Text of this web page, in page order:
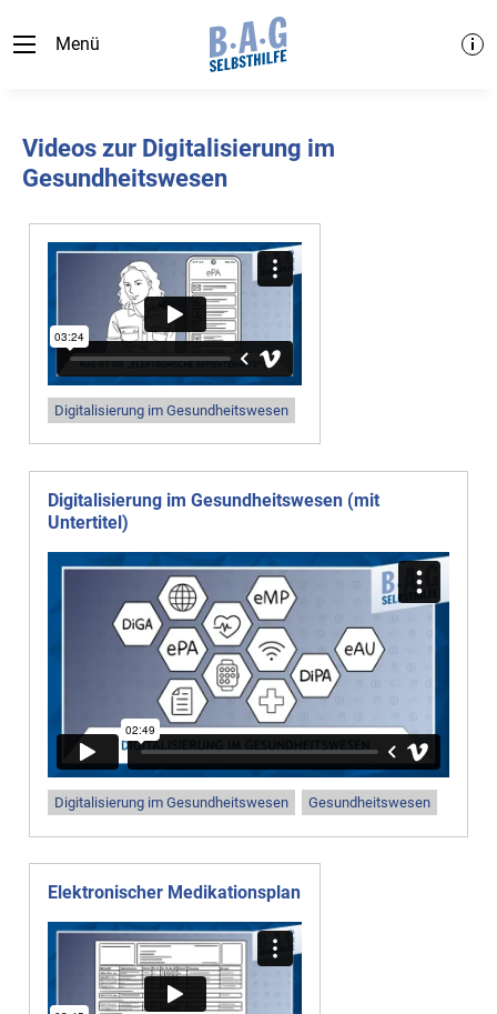
Menü
Videos zur Digitalisierung im
Gesundheitswesen
Digitalisierung im Gesundheitswesen
Digitalisierung im Gesundheitswesen (mit
Untertitel)
Digitalisierung im Gesundheitswesen Gesundheitswesen
Elektronischer Medikationsplan